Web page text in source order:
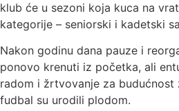
klub će u sezoni koja kuca na
kategorije – seniorski i kadetski
Nakon godinu dana pauze i
ponovo krenuti iz početka, ali
radom i žrtvovanje za budućnost
fudbal su urodili plodom.